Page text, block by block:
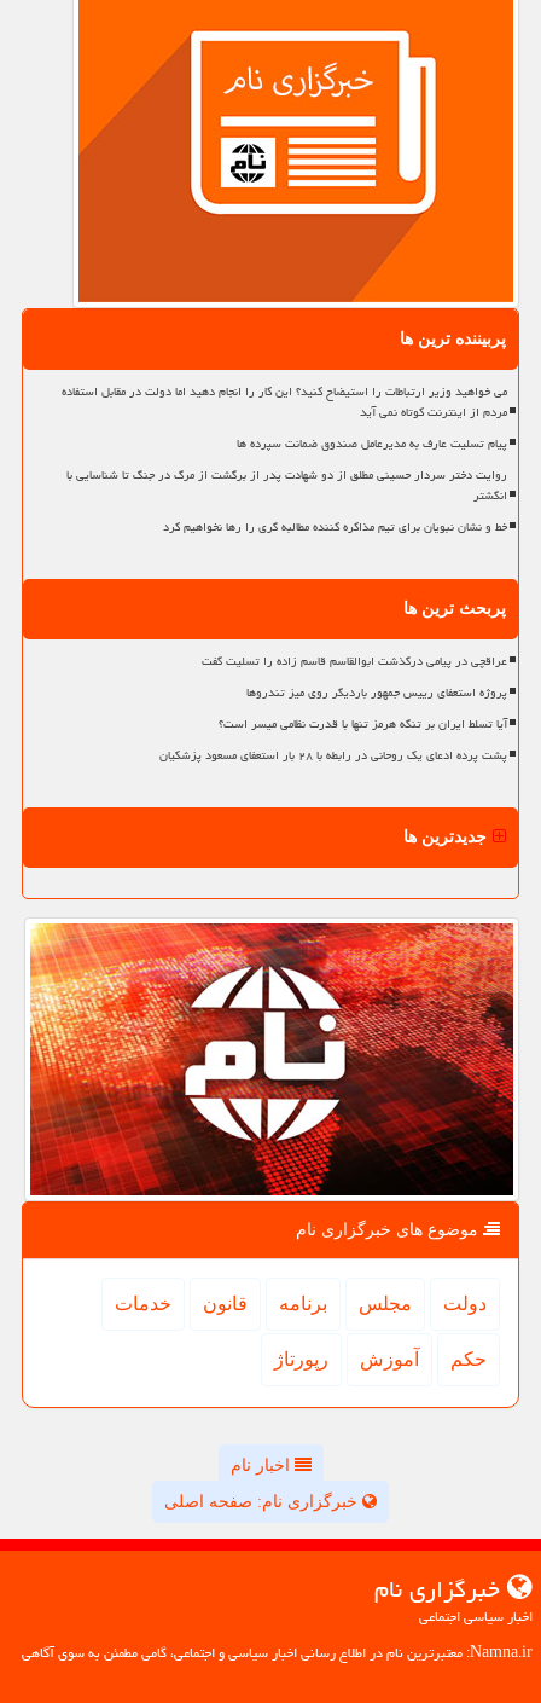
پربیننده ترین ها
می خواهید وزیر ارتباطات را استیضاح کنید؟ این کار را انجام دهید اما دولت در مقابل استفاده
مردم از اینترنت کوتاه نمی آید
پیام تسلیت عارف به مدیرعامل صندوق ضمانت سپرده ها
روایت دختر سردار حسینی مطلق از دو شهادت پدر از برگشت از مرگ در جنگ تا شناسایی با
انگشتر
خط و نشان نبویان برای تیم مذاکره کننده مطالبه گری را رها نخواهیم کرد
پربحث ترین ها
عراقچی در پیامی درگذشت ابوالقاسم قاسم زاده را تسلیت گفت
پروژه استعفای رییس جمهور باردیگر روی میز تندروها
آیا تسلط ایران بر تنگه هرمز تنها با قدرت نظامی میسر است؟
پشت پرده ادعای یک روحانی در رابطه با ۲۸ بار استعفای مسعود پزشکیان
جدیدترین ها
موضوع های خبرگزاری نام
دولت مجلس برنامه قانون خدمات
حكم آموزش رپورتاژ
اخبار نام
خبرگزاری نام: صفحه اصلی
خبرگزاری نام
اخبار سیاسی اجتماعی
Namna.ir: معتبرترین نام در اطلاع رسانی اخبار سیاسی و اجتماعی، گامی مطمئن به سوی آگاهی